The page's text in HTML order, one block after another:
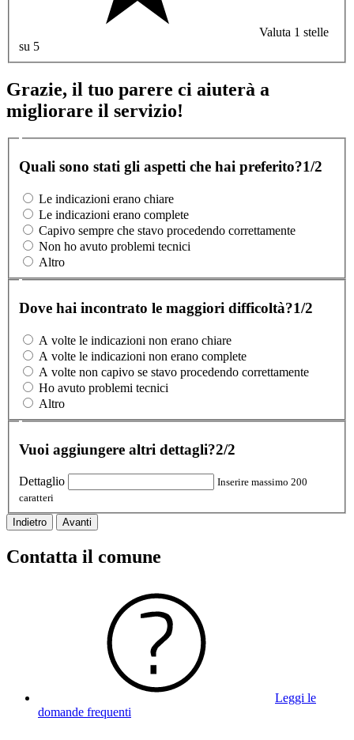
Valuta 1 stelle
su 5
Grazie, il tuo parere ci aiuterà a
migliorare il servizio!
Quali sono stati gli aspetti che hai preferito?1/2
Le indicazioni erano chiare
Le indicazioni erano complete
Capivo sempre che stavo procedendo correttamente
Non ho avuto problemi tecnici
Altro
Dove hai incontrato le maggiori difficoltà?1/2
A volte le indicazioni non erano chiare
A volte le indicazioni non erano complete
A volte non capivo se stavo procedendo correttamente
Ho avuto problemi tecnici
Altro
Vuoi aggiungere altri dettagli?2/2
Dettaglio
Inserire massimo 200
caratteri
Indietro Avanti
Contatta il comune
Leggi le
domande frequenti